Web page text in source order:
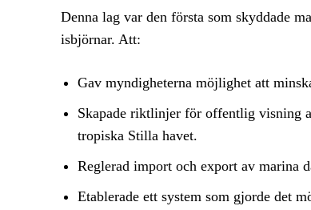
Denna lag var den första som skyddade
isbjörnar. Att:
Gav myndigheterna möjlighet att
Skapade riktlinjer för offentlig visning
tropiska Stilla havet.
Reglerad import och export av marina
Etablerade ett system som gjorde det